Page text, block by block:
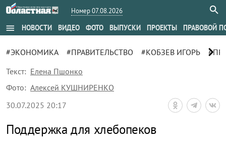
Номер 07.08.2026
menu НОВОСТИ ВИДЕО ФОТО ВЫПУСКИ ПРОЕКТЫ ПРАВОВОЙ
#ЭКОНОМИКА #ПРАВИТЕЛЬСТВО #КОБЗЕВ ИГОРЬ chevron_right
Текст: Елена Пшонко
Фото: Алексей КУШНИРЕНКО
30.07.2025 20:17
Поддержка для хлебопеков